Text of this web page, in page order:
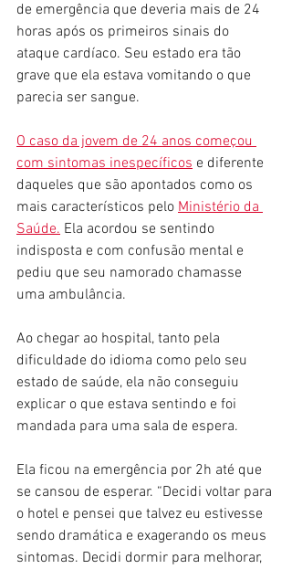
de emergência que deveria mais de 24
horas após os primeiros sinais do
ataque cardíaco. Seu estado era tão
grave que ela estava vomitando o que
parecia ser sangue.
O caso da jovem de 24 anos começou
com sintomas inespecíficos e diferente
daqueles que são apontados como os
mais característicos pelo Ministério da
Saúde. Ela acordou se sentindo
indisposta e com confusão mental e
pediu que seu namorado chamasse
uma ambulância.
Ao chegar ao hospital, tanto pela
dificuldade do idioma como pelo seu
estado de saúde, ela não conseguiu
explicar o que estava sentindo e foi
mandada para uma sala de espera.
Ela ficou na emergência por 2h até que
se cansou de esperar. “Decidi voltar para
o hotel e pensei que talvez eu estivesse
sendo dramática e exagerando os meus
sintomas. Decidi dormir para melhorar,